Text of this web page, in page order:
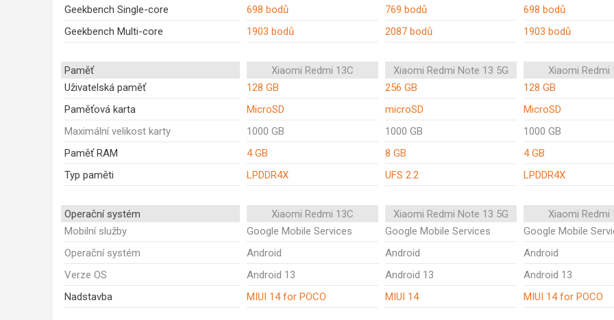
Geekbench Single-core
698 bodů 769 bodů
698 bodů
Geekbench Multi-core
1903 bodů 2087 bodů 1903 bodů
Paměť Xiaomi Redmi 13C Xiaomi Redmi Note 13 5G
Xiaomi Redmi
Uživatelská paměť
128 GB 256 GB
128 GB
Paměťová karta
MicroSD microSD
MicroSD
Maximální velikost karty
1000 GB 1000 GB
1000 GB
Paměť RAM
4 GB 8 GB
4 GB
Typ paměti
LPDDR4X UFS 2.2 LPDDR4X
Operační systém Xiaomi Redmi 13C Xiaomi Redmi Note 13 5G
Xiaomi Redmi
Mobilní služby
Google Mobile Services Google Mobile Services
Google Mobile
Operační systém
Android Android
Android
Verze OS
Android 13 Android 13
Android 13
Nadstavba
MIUI 14 for POCO MIUI 14 MIUI 14 for POCO